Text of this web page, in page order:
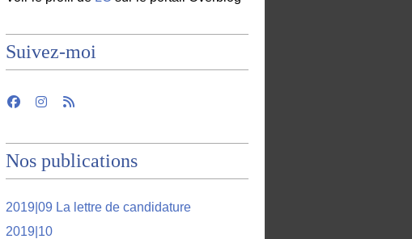
Suivez-moi
Nos publications
2019|09 La lettre de candidature
2019|10